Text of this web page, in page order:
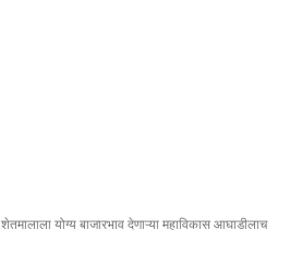
शेतमालाला योग्य बाजारभाव देणाऱ्या महाविकास आघाडीलाच